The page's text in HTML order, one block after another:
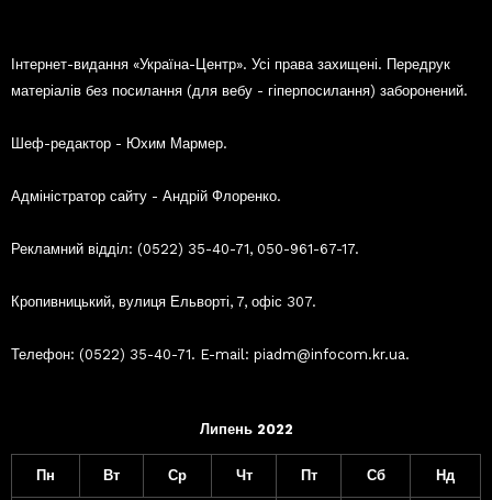
Інтернет-видання «Україна-Центр». Усі права захищені. Передрук
матеріалів без посилання (для вебу - гіперпосилання) заборонений.
Шеф-редактор - Юхим Мармер.
Адміністратор сайту - Андрій Флоренко.
Рекламний відділ: (0522) 35-40-71, 050-961-67-17.
Кропивницький, вулиця Ельворті, 7, офіс 307.
Телефон: (0522) 35-40-71. E-mail: piadm@infocom.kr.ua.
Липень 2022
Пн Вт Ср Чт Пт Сб Нд